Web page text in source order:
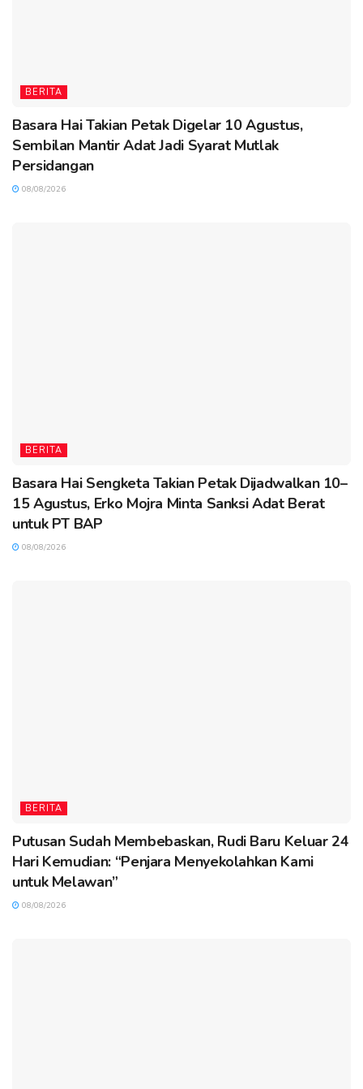
BERITA
Basara Hai Takian Petak Digelar 10 Agustus,
Sembilan Mantir Adat Jadi Syarat Mutlak
Persidangan
08/08/2026
BERITA
Basara Hai Sengketa Takian Petak Dijadwalkan 10–
15 Agustus, Erko Mojra Minta Sanksi Adat Berat
untuk PT BAP
08/08/2026
BERITA
Putusan Sudah Membebaskan, Rudi Baru Keluar 24
Hari Kemudian: “Penjara Menyekolahkan Kami
untuk Melawan”
08/08/2026